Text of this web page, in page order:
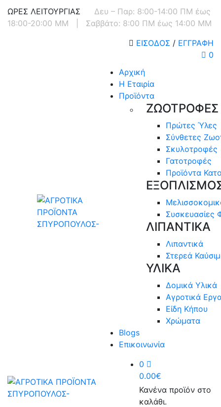
ΩΡΕΣ ΛΕΙΤΟΥΡΓΙΑΣ
Δευ – Παρ: 8:00-14:00 ΠΜ έως
18:00-20:00 ΜΜ
Σαββάτο: 8:00 ΠΜ έως 14:00 ΜΜ
ΕΙΣΟΔΟΣ / ΕΓΓΡΑΦΗ
0
Αρχική
Η Εταιρία
Προϊόντα
ΖΩΟΤΡΟΦΕΣ
Πρώτες Ύλες
Σύνθετες
Σκυλοτροφές
Γατοτροφές
Προϊόντα
Συσκευασίες
ΛΙΠΑΝΤΙΚΑ
Λιπαντικά
Στερεά
ΥΛΙΚΑ
Δομικά Υλικά
Αγροτικά
Είδη Κήπου
Χρώματα
Blogs
Επικοινωνία
0
0.00€
Κανένα προϊόν στο
καλάθι.